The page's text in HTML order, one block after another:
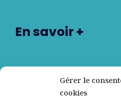
Gérer le
cookies
En savoir +